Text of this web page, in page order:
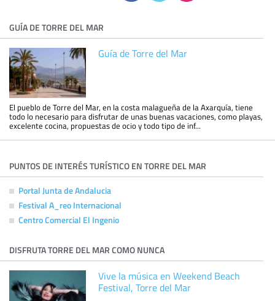
GUÍA DE TORRE DEL MAR
Guía de Torre del Mar
El pueblo de Torre del Mar, en la costa malagueña de la Axarquía, tiene
todo lo necesario para disfrutar de unas buenas vacaciones, como playas,
excelente cocina, propuestas de ocio y todo tipo de inf...
PUNTOS DE INTERÉS TURÍSTICO EN TORRE DEL MAR
Portal Junta de Andalucia
Festival A_reo Internacional
Centro Comercial El Ingenio
DISFRUTA TORRE DEL MAR COMO NUNCA
Vive la música en Weekend Beach
Festival, Torre del Mar